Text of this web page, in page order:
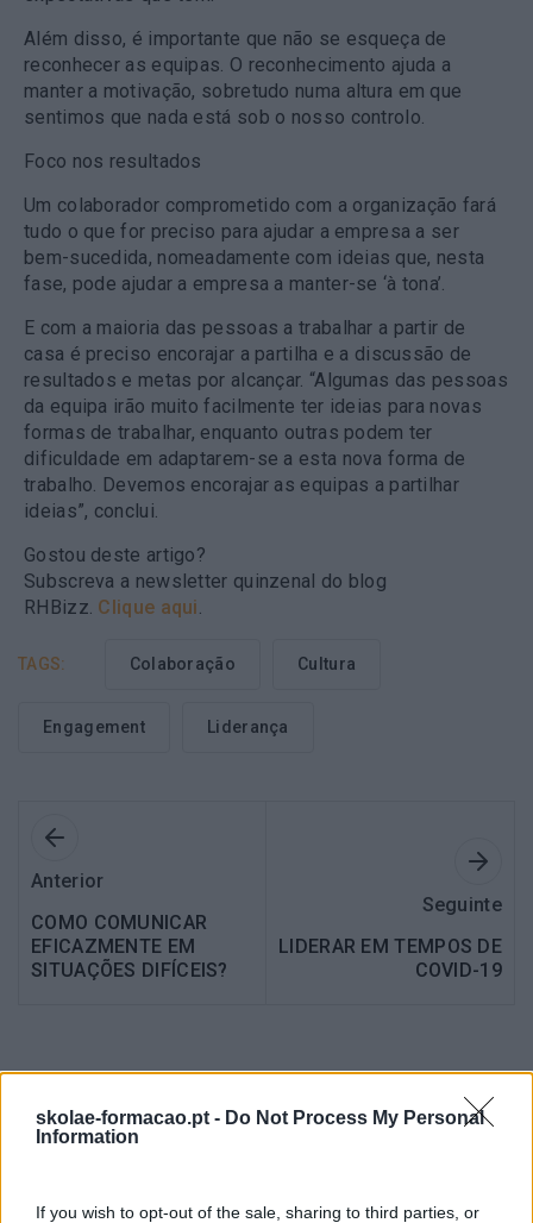
skolae-formacao.pt - Do Not Process My Personal
Information
If you wish to opt-out of the sale, sharing to third parties, or
Além disso, é importante que não se esqueça de
reconhecer as equipas. O reconhecimento ajuda a
manter a motivação, sobretudo numa altura em que
sentimos que nada está sob o nosso controlo.
Foco nos resultados
Um colaborador comprometido com a organização fará
tudo o que for preciso para ajudar a empresa a ser
bem-sucedida, nomeadamente com ideias que, nesta
fase, pode ajudar a empresa a manter-se ‘à tona’.
E com a maioria das pessoas a trabalhar a partir de
casa é preciso encorajar a partilha e a discussão de
resultados e metas por alcançar. “Algumas das pessoas
da equipa irão muito facilmente ter ideias para novas
formas de trabalhar, enquanto outras podem ter
dificuldade em adaptarem-se a esta nova forma de
trabalho. Devemos encorajar as equipas a partilhar
ideias”, conclui.
Gostou deste artigo?
Subscreva a newsletter quinzenal do blog
RHBizz. Clique aqui.
TAGS: Colaboração Cultura
Engagement Liderança
Anterior
COMO COMUNICAR
EFICAZMENTE EM
SITUAÇÕES DIFÍCEIS?
Seguinte
LIDERAR EM TEMPOS DE
COVID-19
Também Poderá Gostar